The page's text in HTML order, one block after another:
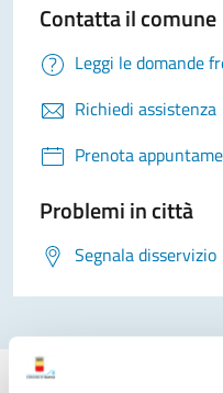
Contatta il comune
Leggi le domande
Richiedi assistenza
Prenota
Problemi in città
Segnala disservizio